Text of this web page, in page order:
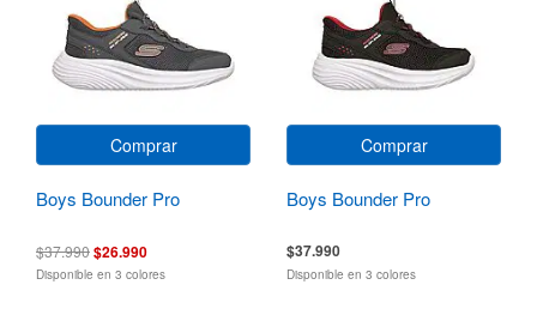
Comprar
Boys Bounder Pro
$37.990$26.990
Disponible en 3 colores
Comprar
Boys Bounder Pro
$37.990
Disponible en 3 colores